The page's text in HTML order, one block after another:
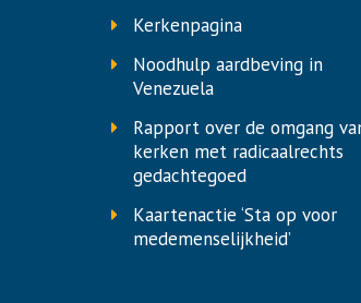
Kerkenpagina
Noodhulp aardbeving in
Venezuela
Rapport over de omgang
kerken met radicaalrechts
gedachtegoed
Kaartenactie ‘Sta op voor
medemenselijkheid’